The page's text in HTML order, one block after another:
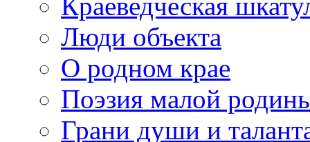
Люди объекта
О родном крае
Поэзия малой
Грани души и